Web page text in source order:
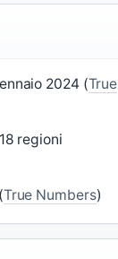
2024 (True
regioni
True Numbers)